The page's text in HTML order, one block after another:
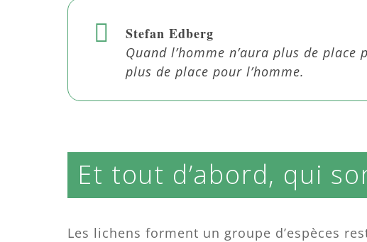
Stefan Edberg
Quand l’homme n’aura plus de
plus de place pour l’homme.
Et tout d’abord, qui
Les lichens forment un groupe d’espèces